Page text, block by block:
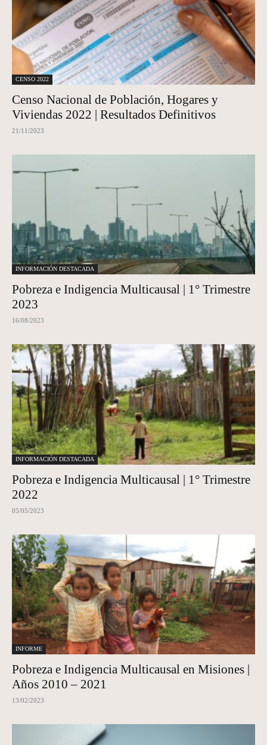
CENSO 2022
Censo Nacional de Población, Hogares y
Viviendas 2022 | Resultados Definitivos
21/11/2023
INFORMACIÓN DESTACADA
Pobreza e Indigencia Multicausal | 1° Trimestre
2023
16/08/2023
INFORMACIÓN DESTACADA
Pobreza e Indigencia Multicausal | 1° Trimestre
2022
05/05/2023
INFORME
Pobreza e Indigencia Multicausal en Misiones |
Años 2010 – 2021
13/02/2023